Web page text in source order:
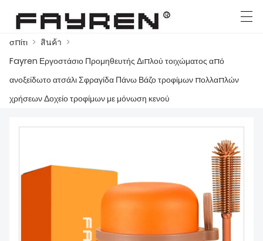
ΕΙΔΉΣΕΙΣ
ΤΟ ΕΡΓΟΣΤΆΣΙΟ
σπίτι > สินค้า >
Fayren Εργοστάσιο Προμηθευτής Διπλού τοιχώματος από
ανοξείδωτο ατσάλι Σφραγίδα Πάνω Βάζο τροφίμων πολλαπλών
χρήσεων Δοχείο τροφίμων με μόνωση κενού